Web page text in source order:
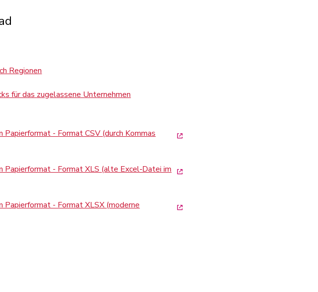
Regionen
für das zugelassene Unternehmen
- Format CSV (durch Kommas
- Format XLS (alte Excel‑Datei im
- Format XLSX (moderne